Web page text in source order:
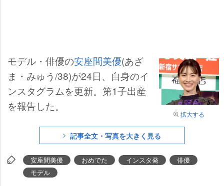
拡大する
モデル・俳優の安座間美優(あざ
ま・みゅう/38)が24日、自身のイ
ンスタグラムを更新。第1子出産
を報告した。
記事全文・写真を大きく見る
安座間美優 おめでた インスタ発
俳優
モデル